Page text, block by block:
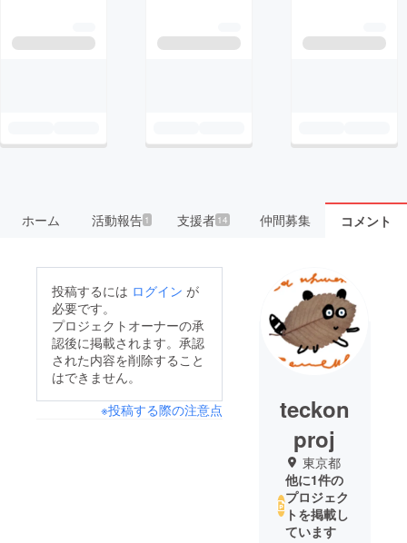
ホーム 活動報告1 支援者 14 仲間募集 コメント
投稿するには ログイン が
必要です。
プロジェクトオーナーの承
認後に掲載されます。承認
された内容を削除すること
はできません。
※投稿する際の注意点
teckon
proj
東京都
他に1件の
プロジェク
トを掲載し
ています